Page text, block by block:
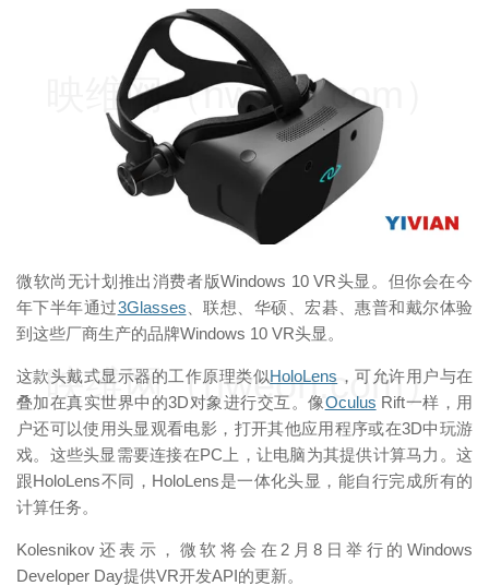
微软尚无计划推出消费者版Windows 10 VR头显。但你会在今
年下半年通过3Glasses 、联想、华硕、宏碁、惠普和戴尔体验
到这些厂商生产的品牌Windows 10 VR头显。
这款头戴式显示器的工作原理类似HoloLens ，可允许用户与在
叠加在真实世界中的3D对象进行交互。像Oculus Rift一样，用
户还可以使用头显观看电影，打开其他应用程序或在3D中玩游
戏。这些头显需要连接在PC上，让电脑为其提供计算马力。这
跟HoloLens不同，HoloLens是一体化头显，能自行完成所有的
计算任务。
Kolesnikov还表示，微软将会在2月8日举行的Windows
Developer Day提供VR开发API的更新。
映维网（nweon.com）
映维网（nweon.com）